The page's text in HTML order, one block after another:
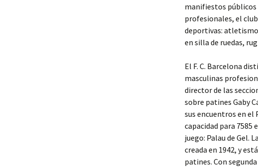
manifiestos públicos
profesionales, el
deportivas:
en silla de ruedas,
El F. C. Barcelona
masculinas
director de las
sobre patines Gaby
sus encuentros en el
capacidad para 7585
juego: Palau de Gel.
creada en 1942, y
patines. Con